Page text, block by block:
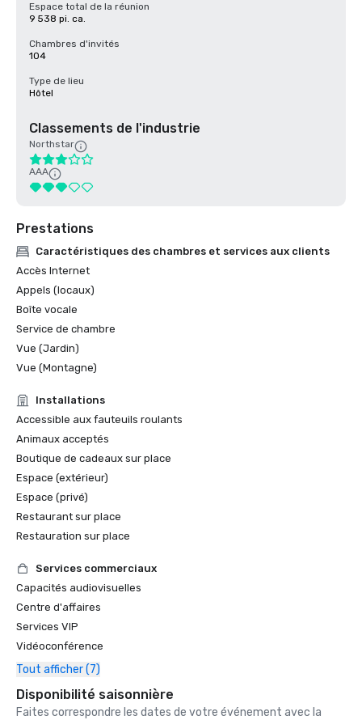
Espace total de la réunion
9 538 pi. ca.
Chambres d'invités
104
Type de lieu
Hôtel
Classements de l'industrie
Northstar
AAA
Prestations
Caractéristiques des chambres et services aux clients
Accès Internet
Appels (locaux)
Boîte vocale
Service de chambre
Vue (Jardin)
Vue (Montagne)
Installations
Accessible aux fauteuils roulants
Animaux acceptés
Boutique de cadeaux sur place
Espace (extérieur)
Espace (privé)
Restaurant sur place
Restauration sur place
Services commerciaux
Capacités audiovisuelles
Centre d'affaires
Services VIP
Vidéoconférence
Tout afficher (7)
Disponibilité saisonnière
Faites correspondre les dates de votre événement avec la